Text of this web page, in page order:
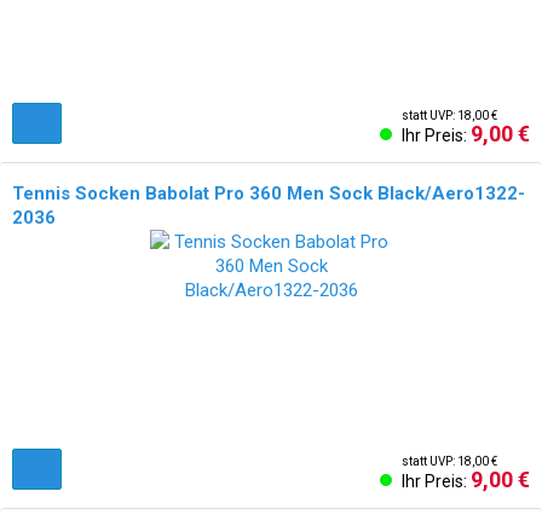
statt UVP: 18,00 €
Ihr Preis: 9,00 €
Tennis Socken Babolat Pro 360 Men Sock Black/Aero1322-
2036
statt UVP: 18,00 €
Ihr Preis: 9,00 €